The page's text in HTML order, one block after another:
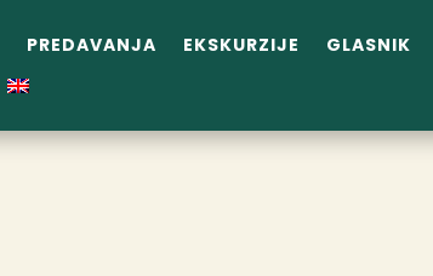
PREDAVANJA EKSKURZIJE
GLASNIK